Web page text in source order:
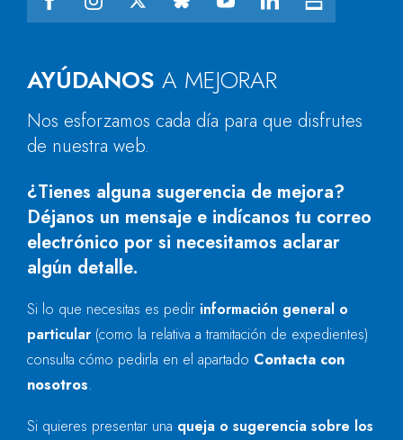
AYÚDANOS A MEJORAR
Nos esforzamos cada día para que disfrutes
de nuestra web.
¿Tienes alguna sugerencia de mejora?
Déjanos un mensaje e indícanos tu correo
electrónico por si necesitamos aclarar
algún detalle.
Si lo que necesitas es pedir información general o
particular (como la relativa a tramitación de expedientes)
consulta cómo pedirla en el apartado Contacta con
nosotros.
Si quieres presentar una queja o sugerencia sobre los